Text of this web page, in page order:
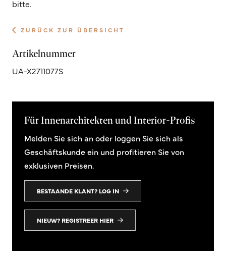
bitte.
ZURÜCK ZUR ÜBERSICHT
Artikelnummer
UA-X2711077S
Für Innenarchitekten und Interior-Profis
Melden Sie sich an oder loggen Sie sich als
Geschäftskunde ein und profitieren Sie von
exklusiven Preisen.
BESTAANDE KLANT? LOG IN
NIEUW? REGISTREER HIER